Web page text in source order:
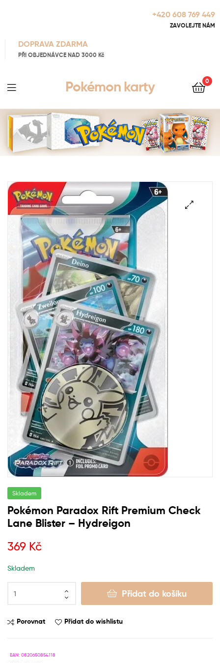
+420 608 769 449
ZAVOLEJTE NÁM
DOPRAVA ZDARMA
PŘI OBJEDNÁVCE NAD 3000 Kč
Pokémon karty 0
Skladem
Pokémon Paradox Rift Premium Check
Lane Blister – Hydreigon
369 Kč
Skladem
Přidat do košíku
Porovnat Přidat do wishlistu
EAN: 0820650854118